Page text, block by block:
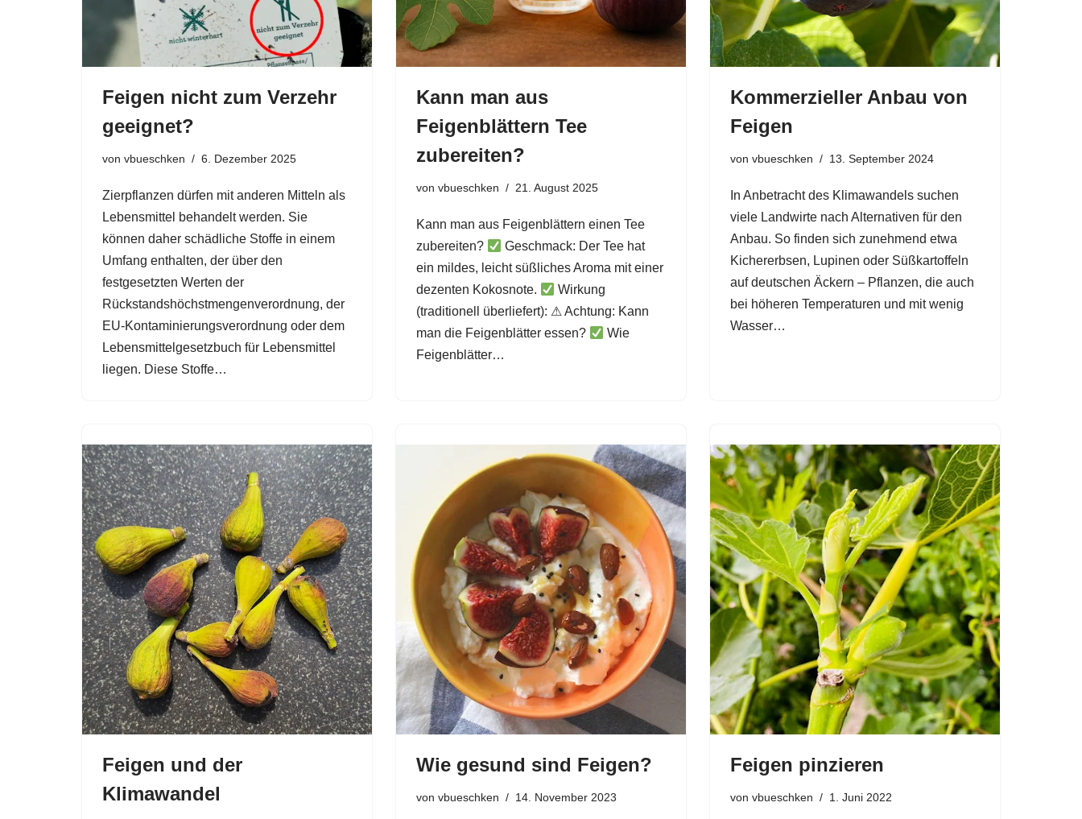
Feigen nicht zum Verzehr
geeignet?
von vbueschken 6. Dezember 2025
Zierpflanzen dürfen mit anderen Mitteln als
Lebensmittel behandelt werden. Sie
können daher schädliche Stoffe in einem
Umfang enthalten, der über den
festgesetzten Werten der
Rückstandshöchstmengenverordnung, der
EU-Kontaminierungsverordnung oder dem
Lebensmittelgesetzbuch für Lebensmittel
liegen. Diese Stoffe…
Kann man aus
Feigenblättern Tee
zubereiten?
von vbueschken 21. August 2025
Kann man aus Feigenblättern einen Tee
zubereiten?
Geschmack: Der Tee hat
ein mildes, leicht süßliches Aroma mit einer
dezenten Kokosnote.
Wirkung
(traditionell überliefert): ⚠ Achtung: Kann
man die Feigenblätter essen?
Wie
Feigenblätter…
Kommerzieller Anbau von
Feigen
von vbueschken 13. September 2024
In Anbetracht des Klimawandels suchen
viele Landwirte nach Alternativen für den
Anbau. So finden sich zunehmend etwa
Kichererbsen, Lupinen oder Süßkartoffeln
auf deutschen Äckern – Pflanzen, die auch
bei höheren Temperaturen und mit wenig
Wasser…
Feigen und der
Klimawandel
Wie gesund sind Feigen?
von vbueschken 14. November 2023
Feigen pinzieren
von vbueschken 1. Juni 2022